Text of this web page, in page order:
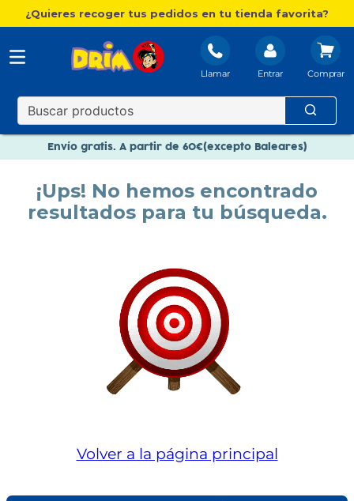
¿Quieres recoger tus pedidos en tu tienda favorita?
Llamar Entrar
Envío gratis. A partir de 60€(excepto Baleares)
Nuevo catálogo Aire Libre
Paga en 3 plazos sin intereses
¡Ups! No hemos encontrado
resultados para tu búsqueda.
Volver a la página principal